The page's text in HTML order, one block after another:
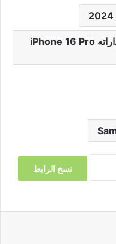
هاتف Apple iPhone 16 واصداراته iPhone 16 Pro
نسخ الرابط